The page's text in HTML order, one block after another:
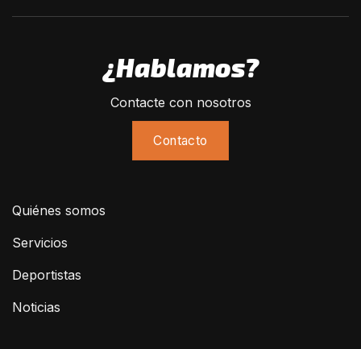
¿Hablamos?
Contacte con nosotros
Contacto
Quiénes somos
Servicios
Deportistas
Noticias